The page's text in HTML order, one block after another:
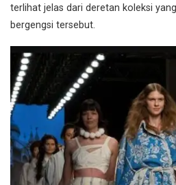
terlihat jelas dari deretan koleksi
bergengsi tersebut.